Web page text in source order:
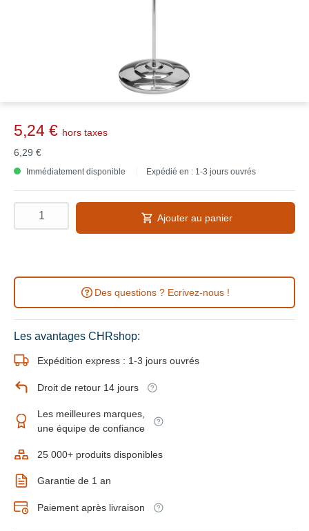
5,24 € hors taxes
6,29 €
Immédiatement disponible Expédié en : 1-3 jours ouvrés
Ajouter au panier
Des questions ? Ecrivez-nous !
Les avantages CHRshop:
Expédition express : 1-3 jours ouvrés
Droit de retour 14 jours
Les meilleures marques,
une équipe de confiance
25 000+ produits disponibles
Garantie de 1 an
Paiement après livraison